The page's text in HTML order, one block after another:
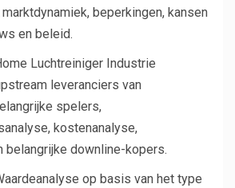
beperkingen, kansen
en beleid.
Luchtreiniger Industrie
leveranciers van
spelers,
kostenanalyse,
belangrijke downline-kopers.
op basis van het type